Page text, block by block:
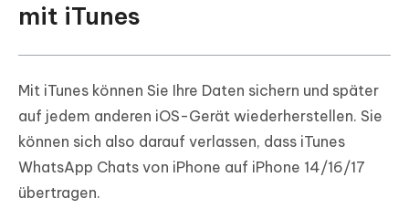
mit iTunes
Mit iTunes können Sie Ihre Daten sichern und später
auf jedem anderen iOS-Gerät wiederherstellen. Sie
können sich also darauf verlassen, dass iTunes
WhatsApp Chats von iPhone auf iPhone 14/16/17
übertragen.